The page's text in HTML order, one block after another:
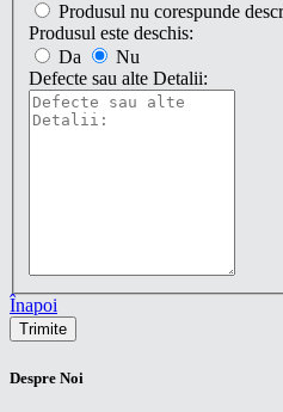
Produsul nu corespunde
Produsul este deschis:
Da
Nu
Defecte sau alte Detalii:
Înapoi
Despre Noi